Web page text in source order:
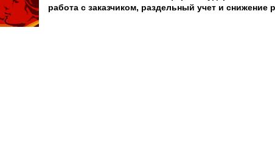
работа с заказчиком, раздельный учет и снижение